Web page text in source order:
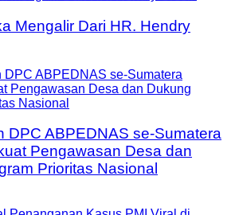
Mengalir Dari HR. Hendry
DPC ABPEDNAS se-Sumatera
Pengawasan Desa dan
Prioritas Nasional